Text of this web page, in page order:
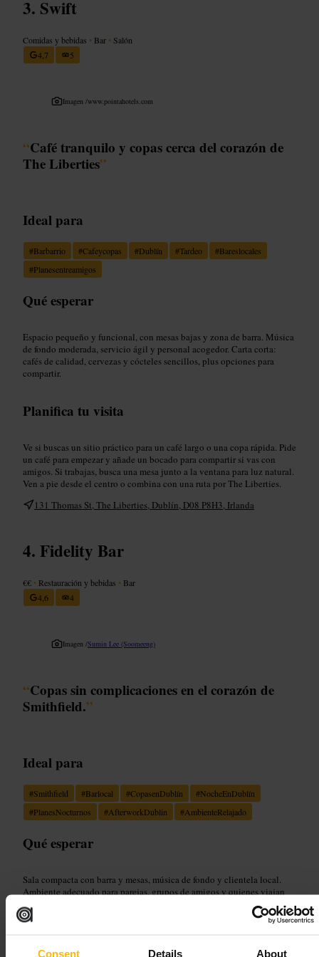
Consent Details About
Swift
Comidas y bebidas • Bar • Salón
4,7
5
Imagen /www.pointahotels.com
“Café tranquilo y copas cerca del corazón de
The Liberties”
Ideal para
#Barbarrio #Cafeycopas #Dublín #Tardeo #Bareslocales
#Planesentreamigos
Qué esperar
Espacio pequeño y funcional, con mesas bajas y zona de barra. Música
de fondo moderada, servicio ágil y personal acogedor. Carta corta:
cafés de calidad, cervezas y cócteles sencillos, plus opciones para
compartir.
Planifica tu visita
Ve si buscas un sitio práctico para un café largo o una copa rápida. Pide
un café para empezar y añade un bocado para compartir si vas con
amigos. Si trabajas, busca una mesa junto a la ventana para luz natural.
Ven a pie desde el centro o combina con una ruta por The Liberties.
131 Thomas St, The Liberties, Dublín, D08 P8H3, Irlanda
Fidelity Bar
€€ • Restauración y bebidas • Bar
4,6
4
Imagen /Sumin Lee (Soomeeng)
“Copas sin complicaciones en el corazón de
Smithfield.”
Ideal para
#Smithfield #Barlocal #CopasenDublín #NocheEnDublín
#PlanesNocturnos #AfterworkDublin #AmbienteRelajado
Qué esperar
Sala compacta con barra y mesas, música de fondo y clientela local.
Ambiente adecuado para parejas, grupos de amigos y quienes viajan
solos. Enfocado en bebidas y en un servicio ágil.